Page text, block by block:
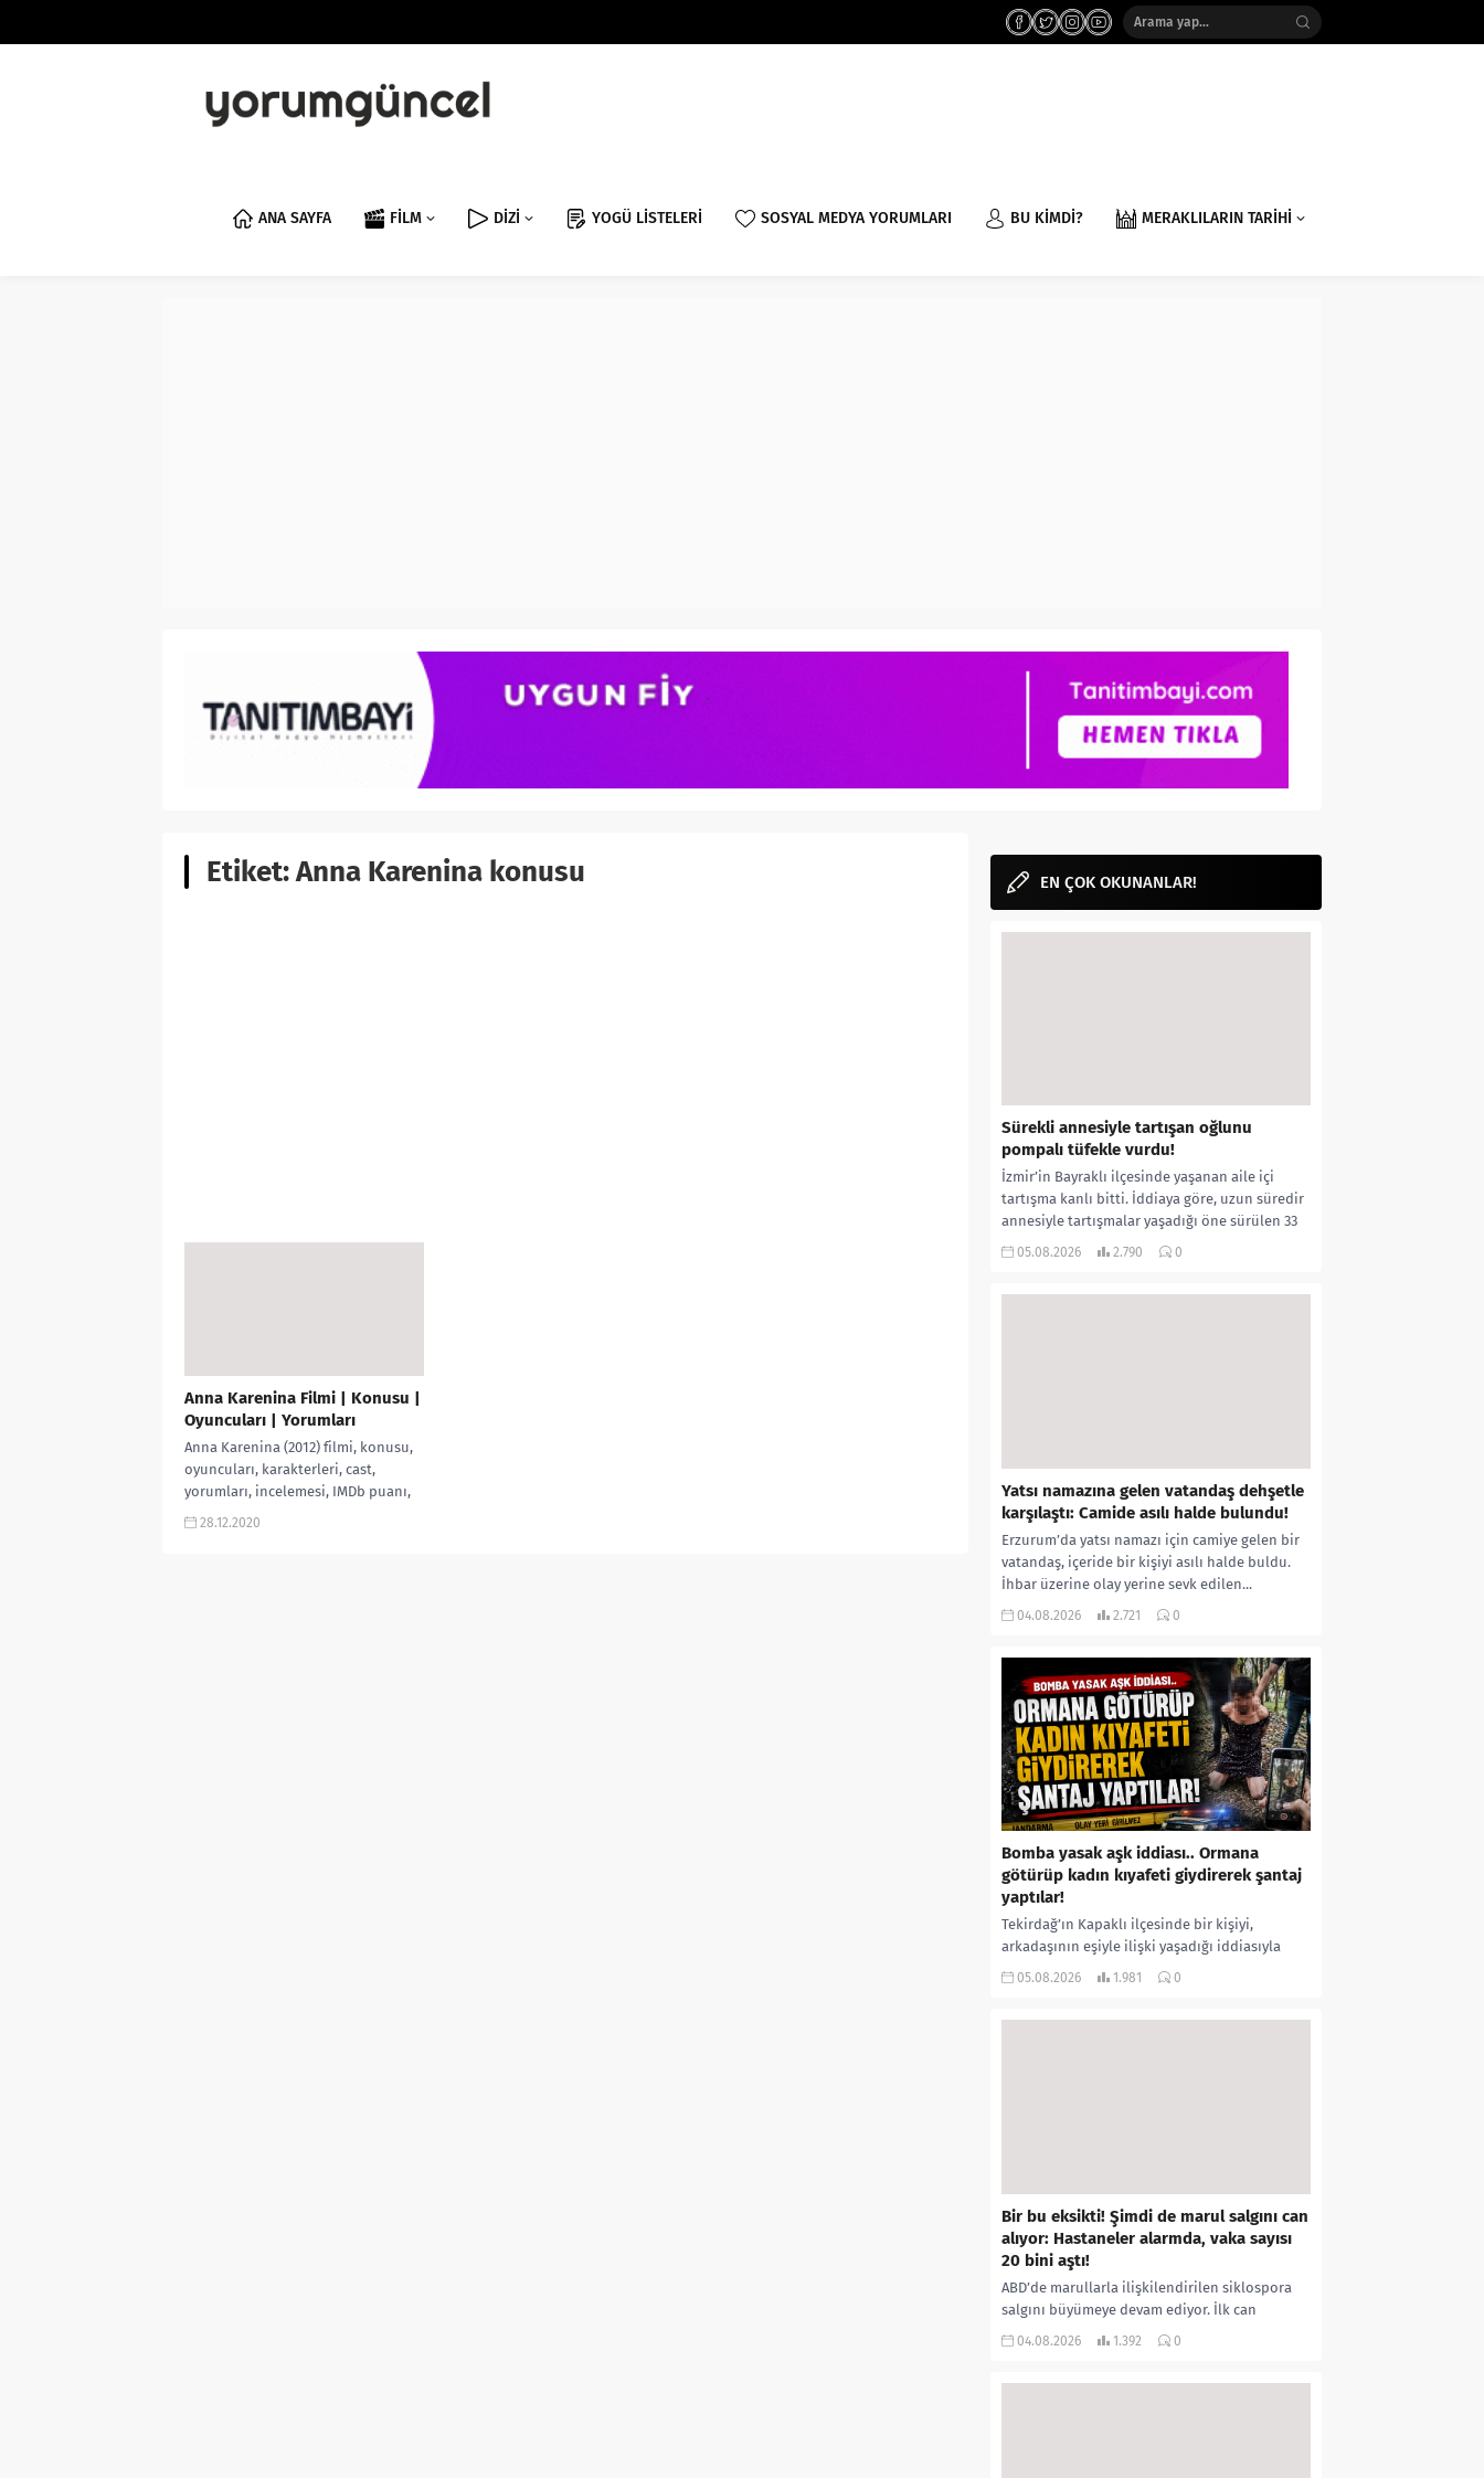
ANA SAYFA FİLM DİZİ YOGÜ LİSTELERİ SOSYAL MEDYA YORUMLARI BU KİMDİ? MERAKLILARIN TARİHİ
Etiket:Anna Karenina konusu
Anna Karenina Filmi | Konusu |
Oyuncuları | Yorumları
Anna Karenina (2012) filmi, konusu,
oyuncuları, karakterleri, cast,
yorumları, incelemesi, IMDb puanı,
ekşi yorumları, netflix, fragmanı, izle
28.12.2020
EN ÇOK OKUNANLAR!
Sürekli annesiyle tartışan oğlunu
pompalı tüfekle vurdu!
İzmir’in Bayraklı ilçesinde yaşanan aile içi
tartışma kanlı bitti. İddiaya göre, uzun süredir
annesiyle tartışmalar yaşadığı öne sürülen 33
yaşındaki...
05.08.2026 2.790 0
Yatsı namazına gelen vatandaş dehşetle
karşılaştı: Camide asılı halde bulundu!
Erzurum’da yatsı namazı için camiye gelen bir
vatandaş, içeride bir kişiyi asılı halde buldu.
İhbar üzerine olay yerine sevk edilen...
04.08.2026 2.721 0
Bomba yasak aşk iddiası.. Ormana
götürüp kadın kıyafeti giydirerek şantaj
yaptılar!
Tekirdağ’ın Kapaklı ilçesinde bir kişiyi,
arkadaşının eşiyle ilişki yaşadığı iddiasıyla
ormanlık alana götürerek zorla kadın
05.08.2026 1.981 0
Bir bu eksikti! Şimdi de marul salgını can
alıyor: Hastaneler alarmda, vaka sayısı
20 bini aştı!
ABD’de marullarla ilişkilendirilen siklospora
salgını büyümeye devam ediyor. İlk can
kayıplarının yaşandığı salgında vaka sayısının
04.08.2026 1.392 0